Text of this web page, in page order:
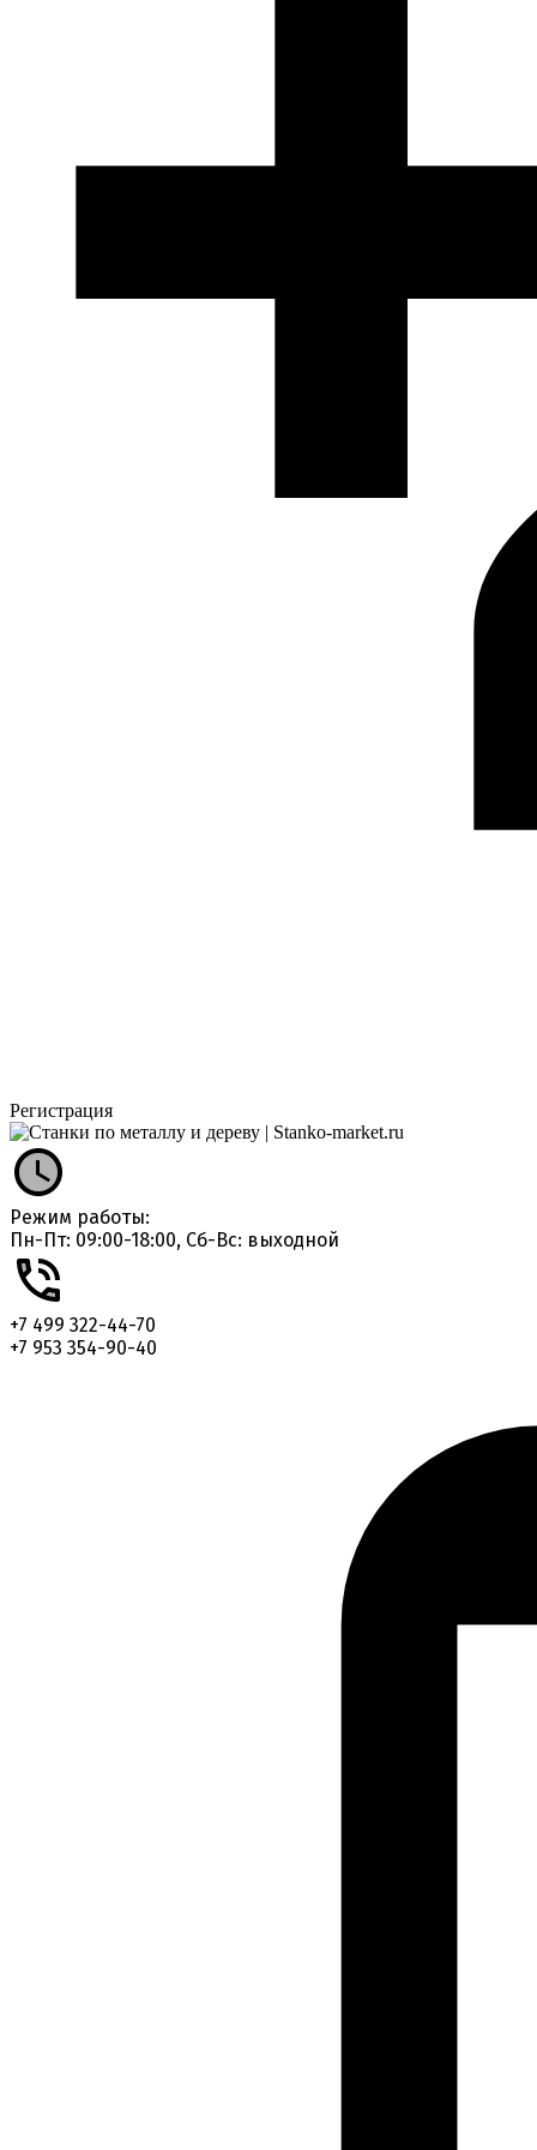
Регистрация
Режим работы:
Пн-Пт: 09:00-18:00, Сб-Вс: выходной
+7 499 322-44-70
+7 953 354-90-40